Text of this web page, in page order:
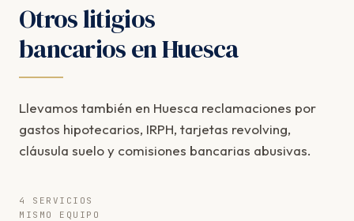
Otros litigios
bancarios en Huesca
Llevamos también en Huesca reclamaciones por
gastos hipotecarios, IRPH, tarjetas revolving,
cláusula suelo y comisiones bancarias abusivas.
4 SERVICIOS
MISMO EQUIPO